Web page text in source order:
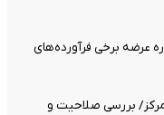
عرضه برخی فرآورده‌های
تعداد مراکز همسان‌گزینی به ۲۳۰ مرکز/ بررسی صلاحیت و